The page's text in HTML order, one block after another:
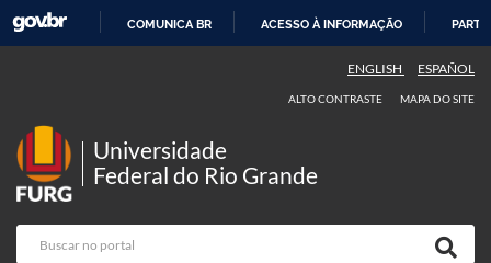
COMUNICA BR ACESSO À INFORMAÇÃO
ENGLISH ESPAÑOL
ALTO CONTRASTE MAPA DO SITE
Universidade
Federal do Rio Grande